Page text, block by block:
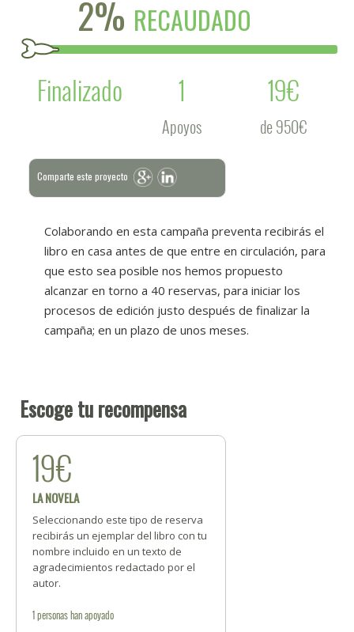
2% RECAUDADO
Finalizado
1
Apoyos
19€
de 950€
Comparte este proyecto
Colaborando en esta campaña preventa recibirás el
libro en casa antes de que entre en circulación, para
que esto sea posible nos hemos propuesto
alcanzar en torno a 40 reservas, para iniciar los
procesos de edición justo después de finalizar la
campaña; en un plazo de unos meses.
Escoge tu recompensa
19€
LA NOVELA
Seleccionando este tipo de reserva
recibirás un ejemplar del libro con tu
nombre incluido en un texto de
agradecimientos redactado por el
autor.
1personashan apoyado